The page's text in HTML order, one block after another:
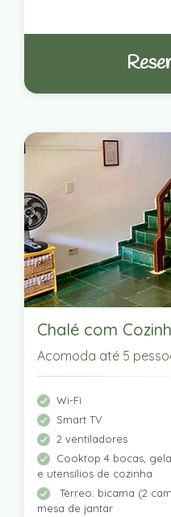
Chalé com
Acomoda até 5
Wi-Fi
Smart TV
2 ventiladores
Cooktop 4 bocas,
e utensílios de cozinha
Térreo: bicama (2
mesa de jantar